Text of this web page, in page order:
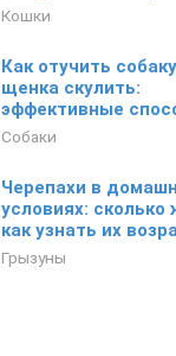
Кошки
Как отучить
щенка скулить:
эффективные
Собаки
Черепахи в
условиях: сколько
как узнать их
Грызуны